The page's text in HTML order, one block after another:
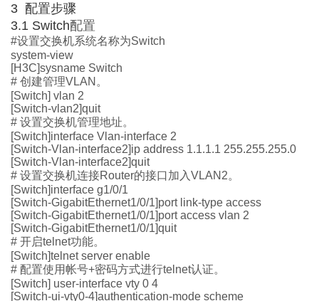
3 配置步骤
3.1 Switch配置
#设置交换机系统名称为Switch
system-view
[H3C]sysname Switch
# 创建管理VLAN 。
[Switch] vlan 2
[Switch-vlan2]quit
# 设置交换机管理地址。
[Switch]interface Vlan-interface 2
[Switch-Vlan-interface2]ip address 1.1.1.1 255.255.255.0
[Switch-Vlan-interface2]quit
# 设置交换机连接Router的接口加入VLAN2。
[Switch]interface g1/0/1
[Switch-GigabitEthernet1/0/1]port link-type access
[Switch-GigabitEthernet1/0/1]port access vlan 2
[Switch-GigabitEthernet1/0/1]quit
# 开启telnet功能。
[Switch]telnet server enable
# 配置使用帐号+密码方式进行telnet认证。
[Switch] user-interface vty 0 4
[Switch-ui-vty0-4]authentication-mode scheme